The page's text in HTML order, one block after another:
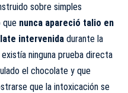
sobre simples
que nunca apareció talio en
intervenida durante la
ninguna prueba directa
el chocolate y que
que la intoxicación se